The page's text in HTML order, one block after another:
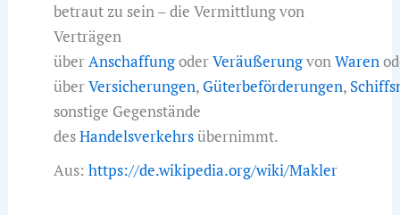
betraut zu sein – die Vermittlung von
Verträgen
überAnschaffungoderVeräußerungvonWaren
überVersicherungen, Güterbeförderungen,
sonstige Gegenstände
desHandelsverkehrsübernimmt.
Aus:https://de.wikipedia.org/wiki/Makler